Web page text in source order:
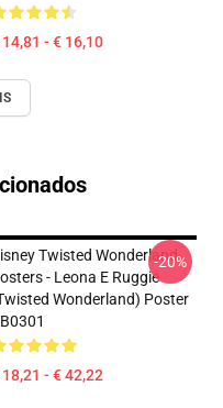
- € 16,10
Twisted Wonderland
- Leona E Ruggie
Wonderland) Poster
- € 42,22
-20%